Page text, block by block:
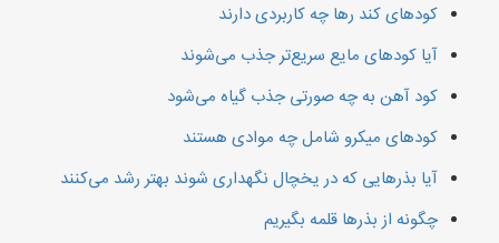
کودهای کند رها چه کاربردی دارند
آیا کودهای مایع سریع‌تر جذب می‌شوند
کود آهن به چه صورتی جذب گیاه می‌شود
کودهای میکرو شامل چه موادی هستند
آیا بذرهایی که در یخچال نگهداری شوند بهتر رشد می‌کنند
چگونه از بذرها قلمه بگیریم